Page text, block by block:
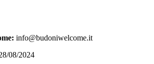
info@budoniwelcome.it
08/2024